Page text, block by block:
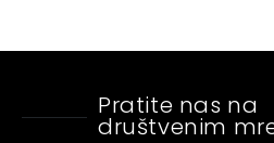
Pratite nas na
društvenim